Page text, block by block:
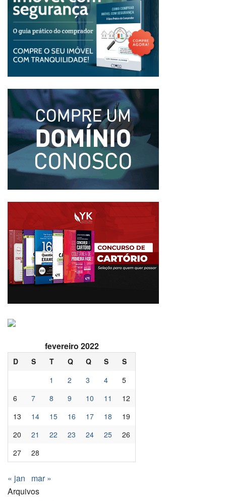
fevereiro 2022
D S T Q Q S
S
1
2 3 4
5
6
7 8 9 10 11
12
13
14 15 16 17 18
19
20
21 22 23 24 25
26
27
28
« jan
mar »
Arquivos